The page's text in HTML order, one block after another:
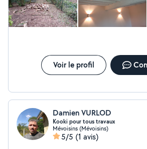
Voir le profil
Damien VURLOD
Kooki pour tous travaux
Mévoisins (Mévoisins)
5/5 (1 avis)